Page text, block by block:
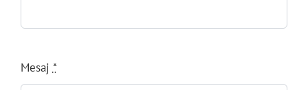
Mesaj *